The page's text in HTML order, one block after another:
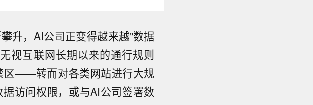
升，AI公司正变得越来越"数据
视互联网长期以来的通行规则
——转而对各类网站进行大规
访问权限，或与AI公司签署数